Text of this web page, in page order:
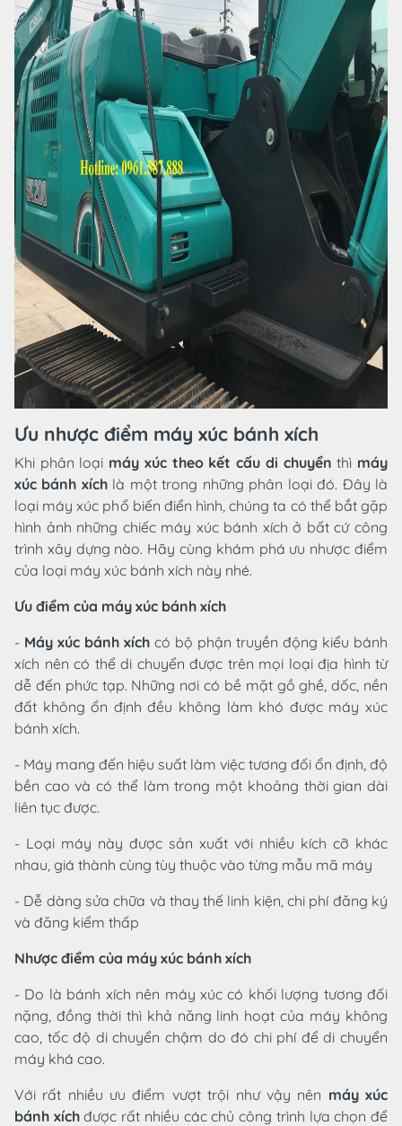
Ưu nhược điểm máy xúc bánh xích
Khi phân loại máy xúc theo kết cấu di chuyển thì máy
xúc bánh xíchlà một trong những phân loại đó. Đây là
loại máy xúc phổ biến điển hình, chúng ta có thể bắt gặp
hình ảnh những chiếc máy xúc bánh xích ở bất cứ công
trình xây dựng nào. Hãy cùng khám phá ưu nhược điểm
của loại máy xúc bánh xích này nhé.
Ưu điểm của máy xúc bánh xích
- Máy xúc bánh xích có bộ phận truyền động kiểu bánh
xích nên có thể di chuyển được trên mọi loại địa hình từ
dễ đến phức tạp. Những nơi có bề mặt gồ ghề, dốc, nền
đất không ổn định đều không làm khó được máy xúc
bánh xích.
- Máy mang đến hiệu suất làm việc tương đối ổn định, độ
bền cao và có thể làm trong một khoảng thời gian dài
liên tục được.
- Loại máy này được sản xuất với nhiều kích cỡ khác
nhau, giá thành cùng tùy thuộc vào từng mẫu mã máy
- Dễ dàng sửa chữa và thay thế linh kiện, chi phí đăng ký
và đăng kiểm thấp
Nhược điểm của máy xúc bánh xích
- Do là bánh xích nên máy xúc có khối lượng tương đối
nặng, đồng thời thì khả năng linh hoạt của máy không
cao, tốc độ di chuyển chậm do đó chi phí để di chuyển
máy khá cao.
Với rất nhiều ưu điểm vượt trội như vậy nên máy xúc
bánh xíchđược rất nhiều các chủ công trình lựa chọn để